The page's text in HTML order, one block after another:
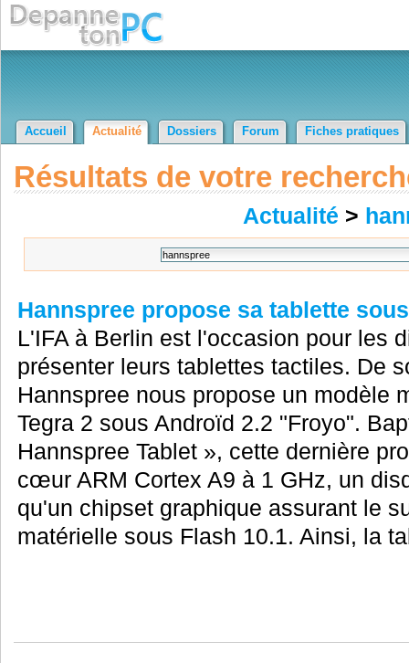
Accueil Actualité Dossiers Forum Fiches pratiques
Résultats de votre
Actualité >
Hannspree propose sa tablette
L'IFA à Berlin est l'occasion pour les
présenter leurs tablettes tactiles. De
Hannspree nous propose un modèle
Tegra 2 sous Androïd 2.2 "Froyo".
Hannspree Tablet », cette dernière
cœur ARM Cortex A9 à 1 GHz, un
qu'un chipset graphique assurant le
matérielle sous Flash 10.1. Ainsi, la